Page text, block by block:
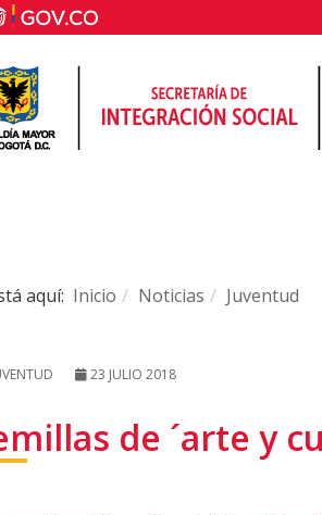
aquí: Inicio Noticias Juventud
23 JULIO 2018
de ´arte y